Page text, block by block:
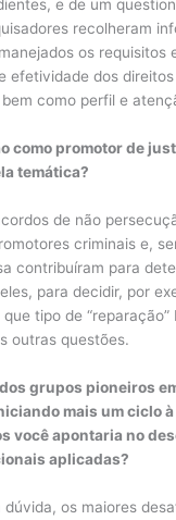
e de um
recolheram
os requisitos
efetividade dos
como perfil e
como promotor de
temática?
de não
criminais e,
contribuíram para
para decidir, por
tipo de
outras questões.
grupos pioneiros
mais um ciclo
você apontaria no
aplicadas?
dúvida, os maiores